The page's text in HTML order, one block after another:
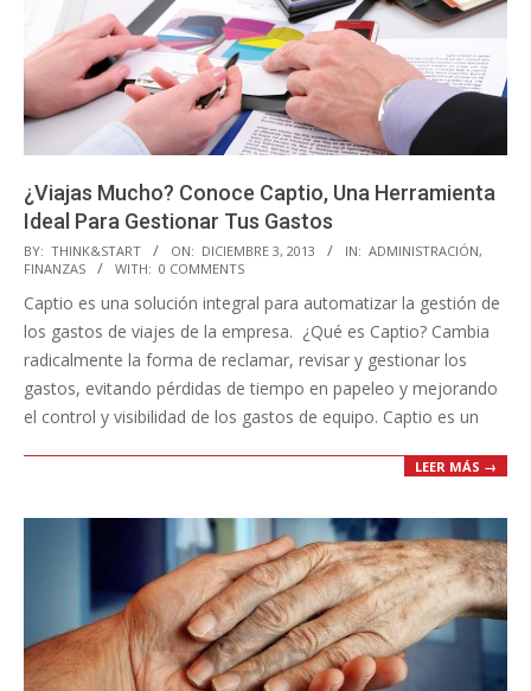
¿Viajas Mucho? Conoce Captio, Una Herramienta
Ideal Para Gestionar Tus Gastos
2013-
12-
03
BY: THINK&START ON: DICIEMBRE 3, 2013 IN: ADMINISTRACIÓN,
FINANZAS
WITH: 0 COMMENTS
Captio es una solución integral para automatizar la gestión de
los gastos de viajes de la empresa. ¿Qué es Captio? Cambia
radicalmente la forma de reclamar, revisar y gestionar los
gastos, evitando pérdidas de tiempo en papeleo y mejorando
el control y visibilidad de los gastos de equipo. Captio es un
LEER MÁS →